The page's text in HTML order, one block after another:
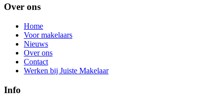
Over ons
Home
Voor makelaars
Nieuws
Over ons
Contact
Werken bij Juiste Makelaar
Info